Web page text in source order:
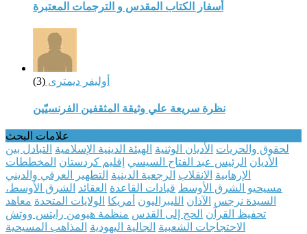
أسفار الكتاب المقدس و الترجمات المعتبرة
أوليفر ديمترى (3)
نظرة سريعة علي وثيقة المثقفين الفرنسيّين
علامات البحث
لحقوق والحريات الأديان الوثنية الهيئة الدينية الإسلامية التبادل بين
الأديان الرئيس عبد الفتاح السيسي إقليم كردستان المخططات
الإرهابية الانقلاب الرجعية الدينية التطهير العرقي والديني
مسيحيو الشرق الأوسط قيادات القاعدة العقائد الشرق الأوسط،
السيدة نرجس الآذان الليبراليون أمريكا الولايات المتحدة معاهد
تحفيظ القرآن الحج إلى القدس منظمة هيومن رايتس ووتش
الاحتجاجات الشعبية الجالية اليهودية المذاهب المسيحية